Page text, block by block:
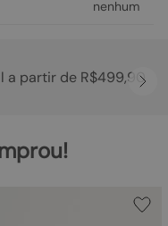
nenhum
a partir de R$499,90